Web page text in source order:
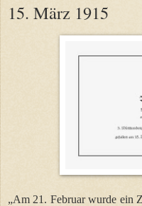
15. März 1915
„Am 21. Februar wurde ein